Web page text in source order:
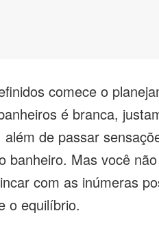
comece o
é branca,
de passar
banheiro. Mas você
com as inúmeras
o equilíbrio.